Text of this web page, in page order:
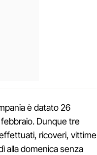
è datato 26
Dunque tre
ricoveri, vittime
alla domenica senza